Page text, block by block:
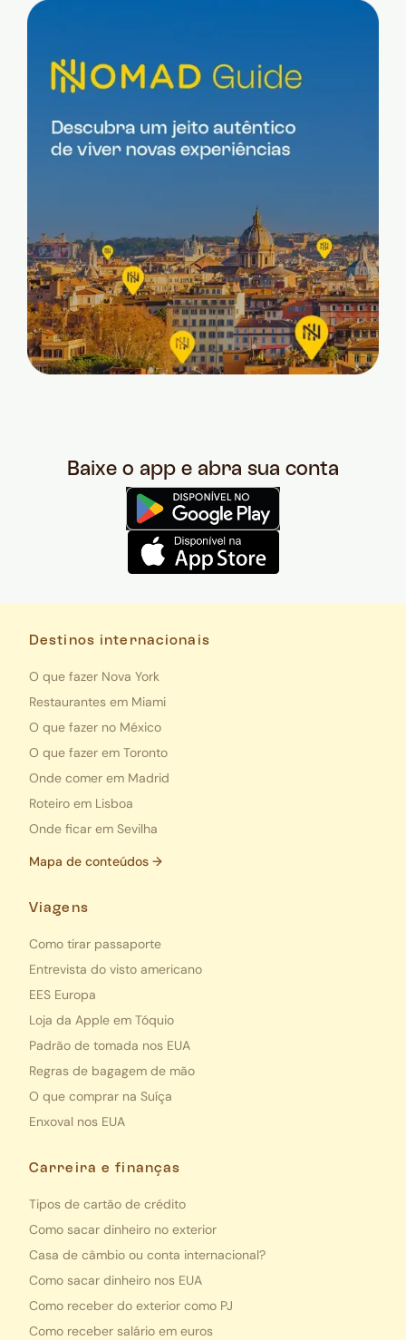
Baixe o app e abra sua conta
Destinos internacionais
O que fazer Nova York
Restaurantes em Miami
O que fazer no México
O que fazer em Toronto
Onde comer em Madrid
Roteiro em Lisboa
Onde ficar em Sevilha
Mapa de conteúdos →
Viagens
Como tirar passaporte
Entrevista do visto americano
EES Europa
Loja da Apple em Tóquio
Padrão de tomada nos EUA
Regras de bagagem de mão
O que comprar na Suíça
Enxoval nos EUA
Carreira e finanças
Tipos de cartão de crédito
Como sacar dinheiro no exterior
Casa de câmbio ou conta internacional?
Como sacar dinheiro nos EUA
Como receber do exterior como PJ
Como receber salário em euros